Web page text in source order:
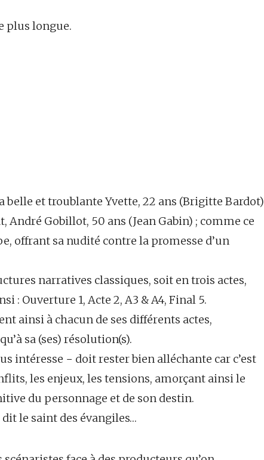
plus longue.
belle et troublante Yvette, 22 ans (Brigitte Bardot)
André Gobillot, 50 ans (Jean Gabin) ; comme ce
offrant sa nudité contre la promesse d’un
narratives classiques, soit en trois actes,
: Ouverture 1, Acte 2, A3 & A4, Final 5.
ainsi à chacun de ses différents actes,
sa (ses) résolution(s).
intéresse − doit rester bien alléchante car c’est
les enjeux, les tensions, amorçant ainsi le
du personnage et de son destin.
le saint des évangiles…